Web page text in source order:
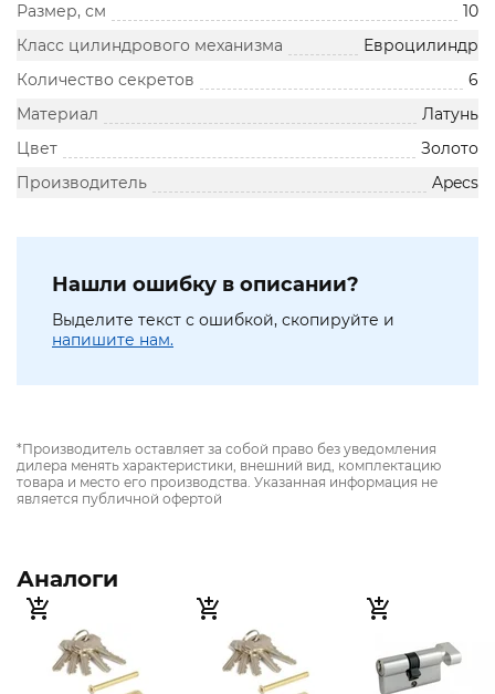
Размер, см
10
Класс цилиндрового механизма
Евроцилиндр
Количество секретов
6
Материал
Латунь
Цвет
Золото
Производитель
Apecs
Нашли ошибку в описании?
Выделите текст с ошибкой, скопируйте и
напишите нам.
*Производитель оставляет за собой право без уведомления
дилера менять характеристики, внешний вид, комплектацию
товара и место его производства. Указанная информация не
является публичной офертой
Аналоги